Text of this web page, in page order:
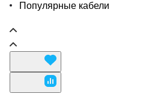
Популярные кабели